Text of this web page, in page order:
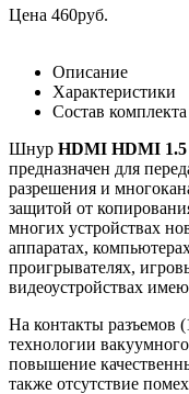
Цена 460руб.
Описание
Характеристики
Состав комплекта
Шнур HDMI HDMI 1.5
предназначен для
разрешения и
защитой от
многих устройствах
аппаратах,
проигрывателях,
видеоустройствах
На контакты разъемов
технологии
повышение
также отсутствие